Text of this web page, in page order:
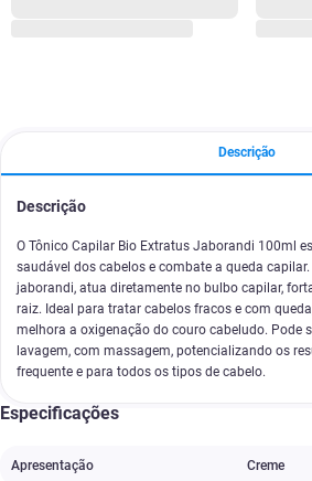
Descrição
Descrição
O Tônico Capilar Bio Extratus Jaborandi 100ml
saudável dos cabelos e combate a queda
jaborandi, atua diretamente no bulbo capilar,
raiz. Ideal para tratar cabelos fracos e com
melhora a oxigenação do couro cabeludo. Pode
lavagem, com massagem, potencializando os
frequente e para todos os tipos de cabelo.
Especificações
Apresentação Creme